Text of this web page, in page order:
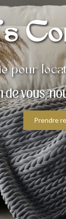
pour
de vous,
Prendre